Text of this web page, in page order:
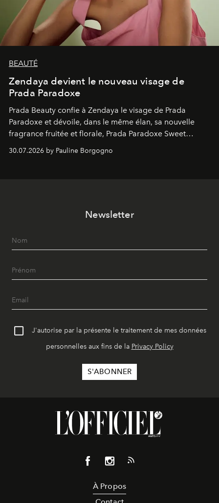
BEAUTÉ
Zendaya devient le nouveau visage de
Prada Paradoxe
Prada Beauty confie à Zendaya le visage de Prada
Paradoxe et dévoile, dans le même élan, sa nouvelle
fragrance fruitée et florale, Prada Paradoxe Sweet
30.07.2026 by Pauline Borgogno
Newsletter
J'autorise par la présente le traitement de mes données
personnelles aux fins de la Privacy Policy
À Propos